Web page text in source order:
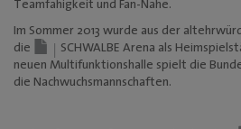
Teamfähigkeit und Fan-Nähe.
Im Sommer 2013 wurde aus der
die
SCHWALBE Arena als
neuen Multifunktionshalle spielt die
die Nachwuchsmannschaften.